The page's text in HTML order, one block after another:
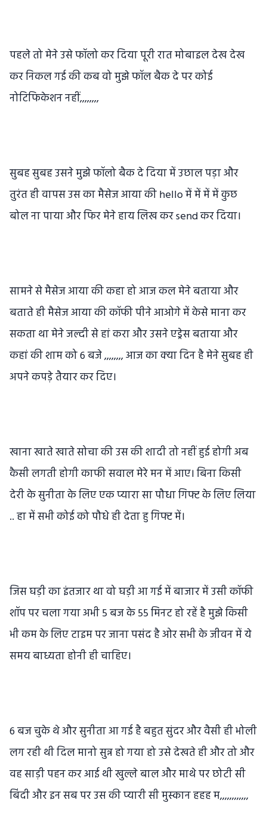
पहले तो मेने उसे फॉलो कर दिया पूरी रात मोबाइल देख देख
कर निकल गई की कब वो मुझे फॉल बैक दे पर कोई
नोटिफिकेशन नहीं,,,,,,,,
सुबह सुबह उसने मुझे फॉलो बैक दे दिया में उछाल पड़ा और
तुरंत ही वापस उस का मैसेज आया की hello में में में में कुछ
बोल ना पाया और फिर मेने हाय लिख कर send कर दिया।
सामने से मैसेज आया की कहा हो आज कल मेने बताया और
बताते ही मैसेज आया की कॉफी पीने आओगे में केसे माना कर
सकता था मेने जल्दी से हां करा और उसने एड्रेस बताया और
कहां की शाम को 6 बजे ,,,,,,,, आज का क्या दिन है मेने सुबह ही
अपने कपड़े तैयार कर दिए।
खाना खाते खाते सोचा की उस की शादी तो नहीं हुई होगी अब
कैसी लगती होगी काफी सवाल मेरे मन में आए। बिना किसी
देरी के सुनीता के लिए एक प्यारा सा पौधा गिफ्ट के लिए लिया
.. हा में सभी कोई को पौधे ही देता हु गिफ्ट में।
जिस घड़ी का इंतजार था वो घड़ी आ गई में बाजार में उसी कॉफी
शॉप पर चला गया अभी 5 बज के 55 मिनट हो रहें है मुझे किसी
भी कम के लिए टाइम पर जाना पसंद है ओर सभी के जीवन में ये
समय बाध्यता होनी ही चाहिए।
6 बज चुके थे और सुनीता आ गई है बहुत सुंदर और वैसी ही भोली
लग रही थी दिल मानो सुन्न हो गया हो उसे देखते ही और तो और
वह साड़ी पहन कर आई थी खुल्ले बाल और माथे पर छोटी सी
बिंदी और इन सब पर उस की प्यारी सी मुस्कान हहह म,,,,,,,,,,,,